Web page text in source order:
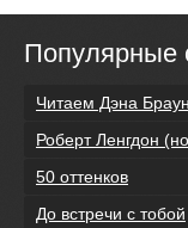
Популярные
Читаем Дэна
Роберт Ленгдон
50 оттенков
До встречи с тобой